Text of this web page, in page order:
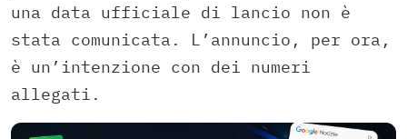
una data ufficiale di lancio non è
stata comunicata. L’annuncio, per ora,
è un’intenzione con dei numeri
allegati.